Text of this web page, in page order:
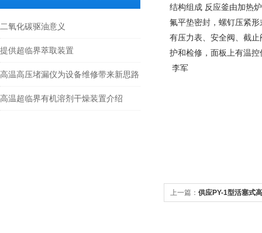
二氧化碳驱油意义
提供超临界萃取装置
高温高压堵漏仪为设备维修带来新思路
高温超临界有机溶剂干燥装置介绍
结构组成 反应釜由加热
氟平垫密封，螺钉压紧
有压力表、安全阀、截止
护和检修，面板上有温
李军
上一篇： 供应PY-1型活塞式